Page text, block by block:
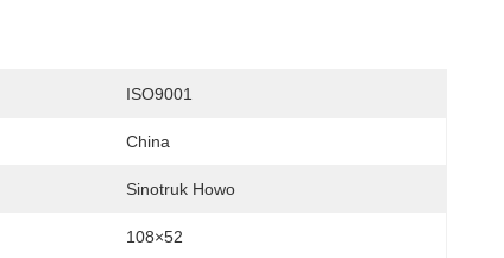
ISO9001
China
Sinotruk Howo
108×52